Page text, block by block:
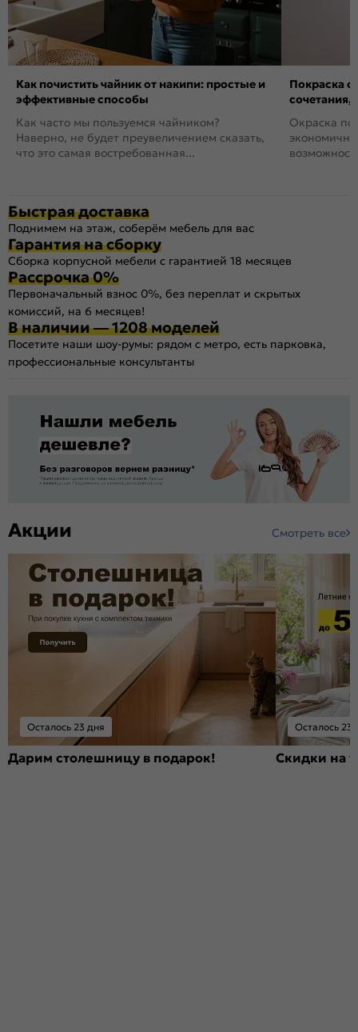
Как почистить чайник от накипи: простые и
эффективные способы
Как часто мы пользуемся чайником?
Наверно, не будет преувеличением сказать,
что это самая востребованная...
Покраска
сочетания,
Окраска
Быстрая доставка
Поднимем на этаж, соберём мебель для вас
Гарантия на сборку
Сборка корпусной мебели с гарантией 18 месяцев
Рассрочка 0%
Первоначальный взнос 0%, без переплат и скрытых
комиссий, на 6 месяцев!
В наличии — 1208 моделей
Посетите наши шоу-румы: рядом с метро, есть парковка,
профессиональные консультанты
Акции Смотреть все
Осталось 23 дня
Дарим столешницу в подарок!
Осталось 23
Скидки на